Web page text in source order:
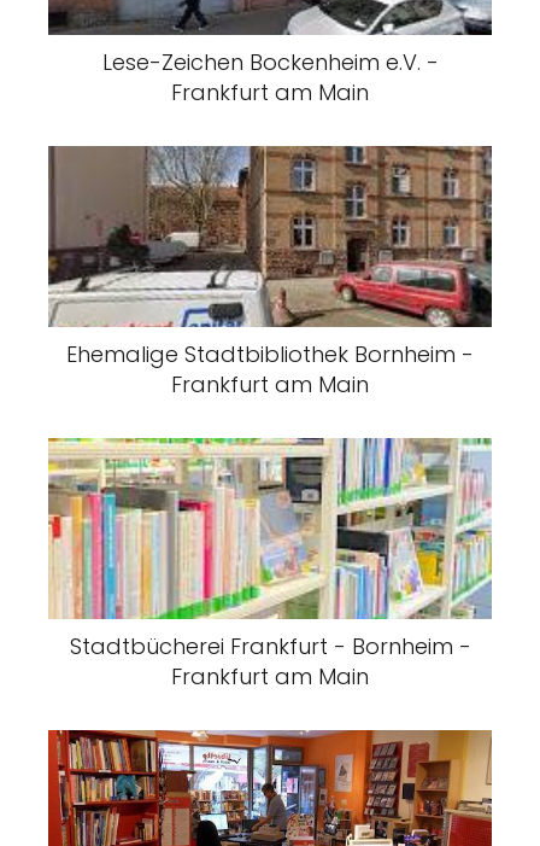
Lese-Zeichen Bockenheim e.V. -
Frankfurt am Main
Ehemalige Stadtbibliothek Bornheim -
Frankfurt am Main
Stadtbücherei Frankfurt - Bornheim -
Frankfurt am Main